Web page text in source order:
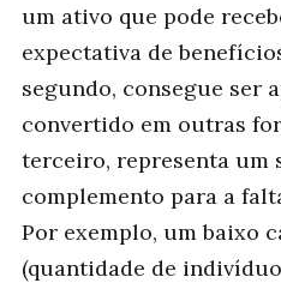
um ativo que pode
expectativa de
segundo, consegue ser
convertido em outras
terceiro, representa um
complemento para a
Por exemplo, um baixo
(quantidade de